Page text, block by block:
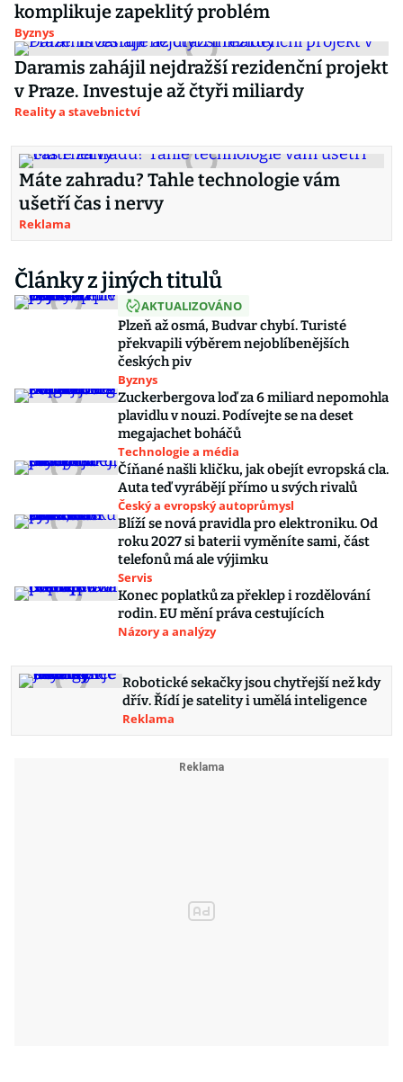
komplikuje zapeklitý problém
Byznys
Daramis zahájil nejdražší rezidenční projekt
v Praze. Investuje až čtyři miliardy
Reality a stavebnictví
Máte zahradu? Tahle technologie vám
ušetří čas i nervy
Reklama
Články z jiných titulů
AKTUALIZOVÁNO
Plzeň až osmá, Budvar chybí. Turisté
překvapili výběrem nejoblíbenějších
českých piv
Byznys
Zuckerbergova loď za 6 miliard nepomohla
plavidlu v nouzi. Podívejte se na deset
megajachet boháčů
Technologie a média
Číňané našli kličku, jak obejít evropská cla.
Auta teď vyrábějí přímo u svých rivalů
Český a evropský autoprůmysl
Blíží se nová pravidla pro elektroniku. Od
roku 2027 si baterii vyměníte sami, část
telefonů má ale výjimku
Servis
Konec poplatků za překlep i rozdělování
rodin. EU mění práva cestujících
Názory a analýzy
Robotické sekačky jsou chytřejší než kdy
dřív. Řídí je satelity i umělá inteligence
Reklama